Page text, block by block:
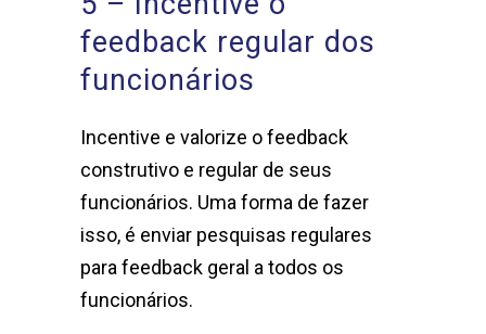
feedback regular dos
funcionários
Incentive e valorize o feedback
construtivo e regular de seus
funcionários. Uma forma de fazer
isso, é enviar pesquisas regulares
para feedback geral a todos os
funcionários.